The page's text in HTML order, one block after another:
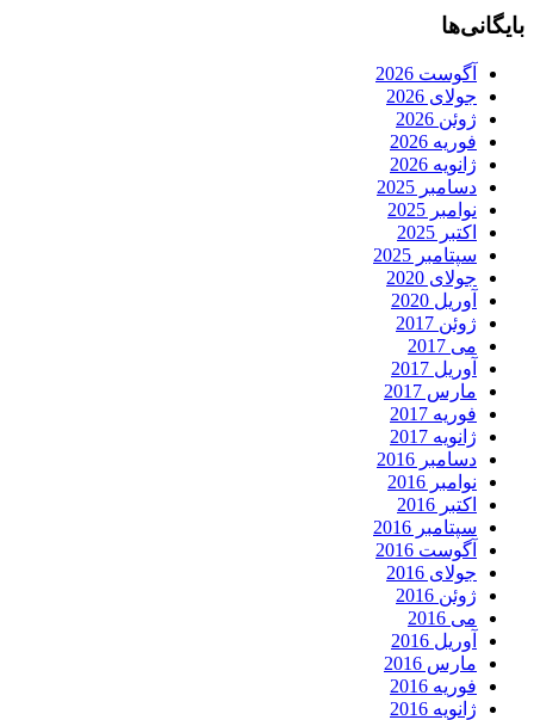
بایگانی‌ها
آگوست 2026
جولای 2026
ژوئن 2026
فوریه 2026
ژانویه 2026
دسامبر 2025
نوامبر 2025
اکتبر 2025
سپتامبر 2025
جولای 2020
آوریل 2020
ژوئن 2017
می 2017
آوریل 2017
مارس 2017
فوریه 2017
ژانویه 2017
دسامبر 2016
نوامبر 2016
اکتبر 2016
سپتامبر 2016
آگوست 2016
جولای 2016
ژوئن 2016
می 2016
آوریل 2016
مارس 2016
فوریه 2016
ژانویه 2016